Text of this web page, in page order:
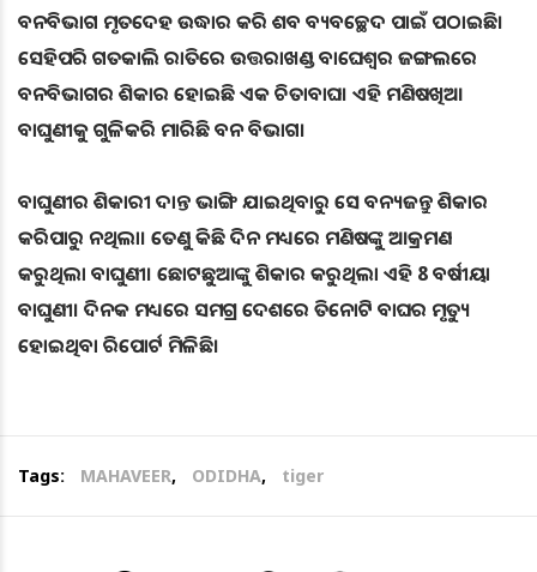
ବନବିଭାଗ ମୃତଦେହ ଉଦ୍ଧାର କରି ଶବ ବ୍ୟବଚ୍ଛେଦ ପାଇଁ ପଠାଇଛି।
ସେହିପରି ଗତକାଲି ରାତିରେ ଉତ୍ତରାଖଣ୍ଡ ବାଘେଶ୍ବର ଜଙ୍ଗଲରେ
ବନବିଭାଗର ଶିକାର ହୋଇଛି ଏକ ଚିତାବାଘ। ଏହି ମଣିଷଖିଆ
ବାଘୁଣୀକୁ ଗୁଳିକରି ମାରିଛି ବନ ବିଭାଗ।
ବାଘୁଣୀର ଶିକାରୀ ଦାନ୍ତ ଭାଙ୍ଗି ଯାଇଥିବାରୁ ସେ ବନ୍ୟଜନ୍ତୁ ଶିକାର
କରିପାରୁ ନଥିଲା। ତେଣୁ କିଛି ଦିନ ମଧ୍ୟରେ ମଣିଷଙ୍କୁ ଆକ୍ରମଣ
କରୁଥିଲା ବାଘୁଣୀ। ଛୋଟଛୁଆଙ୍କୁ ଶିକାର କରୁଥିଲା ଏହି 8 ବର୍ଷୀୟା
ବାଘୁଣୀ। ଦିନକ ମଧ୍ୟରେ ସମଗ୍ର ଦେଶରେ ତିନୋଟି ବାଘର ମୃତ୍ୟୁ
ହୋଇଥିବା ରିପୋର୍ଟ ମିଳିଛି।
Tags: MAHAVEER, ODIDHA, tiger